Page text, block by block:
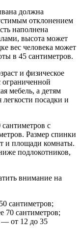
должна
отклонением
наполнена
высота может
вес человека может
в 45 сантиметров.
и физическое
мебель, а детям
посадки и
с
Размер спинки
и площади комнаты.
подлокотников,
внимание на
сантиметров;
70 сантиметров;
— от 12 до 35